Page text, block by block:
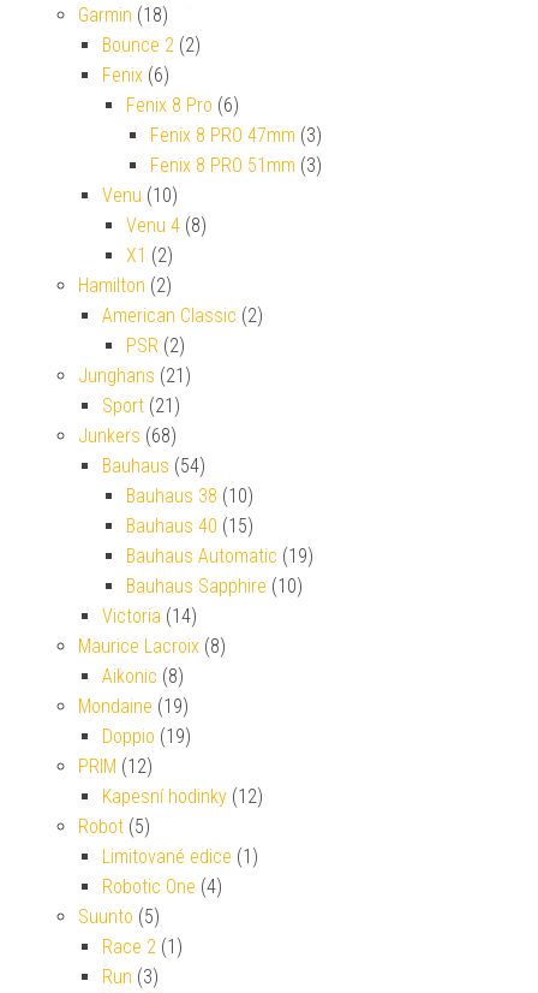
Garmin (18)
Bounce 2 (2)
Fenix (6)
Fenix 8 Pro (6)
Fenix 8 PRO 47mm (3)
Fenix 8 PRO 51mm (3)
Venu (10)
Venu 4 (8)
X1 (2)
Hamilton (2)
American Classic (2)
PSR (2)
Junghans (21)
Sport (21)
Junkers (68)
Bauhaus (54)
Bauhaus 38 (10)
Bauhaus 40 (15)
Bauhaus Automatic (19)
Bauhaus Sapphire (10)
Victoria (14)
Maurice Lacroix (8)
Aikonic (8)
Mondaine (19)
Doppio (19)
PRIM (12)
Kapesní hodinky (12)
Robot (5)
Limitované edice (1)
Robotic One (4)
Suunto (5)
Race 2 (1)
Run (3)